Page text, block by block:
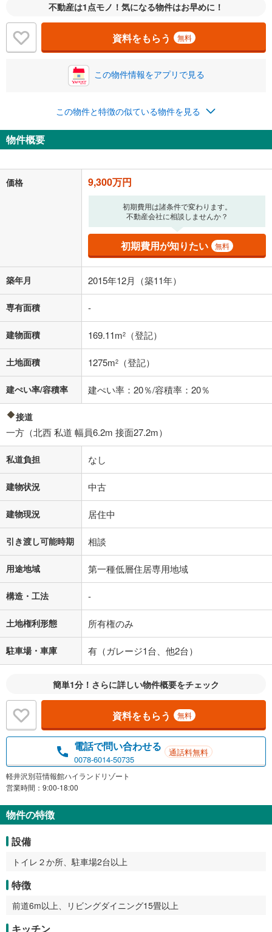
金利 ％
0.01%
一般的には最長35年まで借り入れ可能です。多くの金融機関
閉じる
頭金 万円
9,300万円
自己資金から住宅購入にかけられる金額を入力してくださ
い。一般的には物件価格の2割までが目安です。
閉じる
万円
/回
0円
年2回払いを想定しています。毎月の返済額に加えて、ボー
ナス時の増額分（1回分）を入力してください。
月々の返済額 241,414円/月
上、ご自身での入力をお願いいたします。初期設定で自動入力されてい
る値は、実際の金融機関等における貸出金利とは何ら関係がなく、実際
の金融機関等における貸出金利を何ら保証するものではありません。返
済方法「元利均等返済」にて算出しております。入力された金利を35年
適用した場合の計算結果を表示しています。
借り入れの際は各金融機関等に、必ずご自身でご確認をお願いいたしま
す。
条件によってお借り入れができないことがあります。
不動産会社に購入相談をする 無料
閉じる
不動産は1点モノ！気になる物件はお早めに！
資料をもらう 無料
この物件情報をアプリで見る
この物件と特徴の似ている物件を見る
物件概要
価格 9,300万円
初期費用は諸条件で変わります。
不動産会社に相談しませんか？
初期費用が知りたい 無料
築年月 2015年12月（築11年）
専有面積 -
建物面積 169.11m2 （登記）
土地面積 1275m2 （登記）
建ぺい率/容積率 建ぺい率：20％/容積率：20％
接道
一方（北西 私道 幅員6.2m 接面27.2m）
私道負担 なし
建物状況 中古
建物現況 居住中
引き渡し可能時期 相談
用途地域 第一種低層住居専用地域
構造・工法 -
土地権利形態 所有権のみ
駐車場・車庫 有（ガレージ1台、他2台）
簡単1分！さらに詳しい物件概要をチェック
資料をもらう 無料
電話で問い合わせる
0078-6014-50735
通話料無料
軽井沢別荘情報館ハイランドリゾート
営業時間：9:00-18:00
物件の特徴
設備
トイレ２か所、駐車場2台以上
特徴
前道6m以上、リビングダイニング15畳以上
キッチン